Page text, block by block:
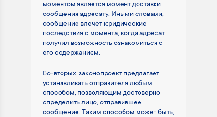
моментом является момент доставки
сообщения адресату. Иными словами,
сообщение влечёт юридические
последствия с момента, когда адресат
получил возможность ознакомиться с
его содержанием.
Во-вторых, законопроект предлагает
устанавливать отправителя любым
способом, позволяющим достоверно
определить лицо, отправившее
сообщение. Таким способом может быть,